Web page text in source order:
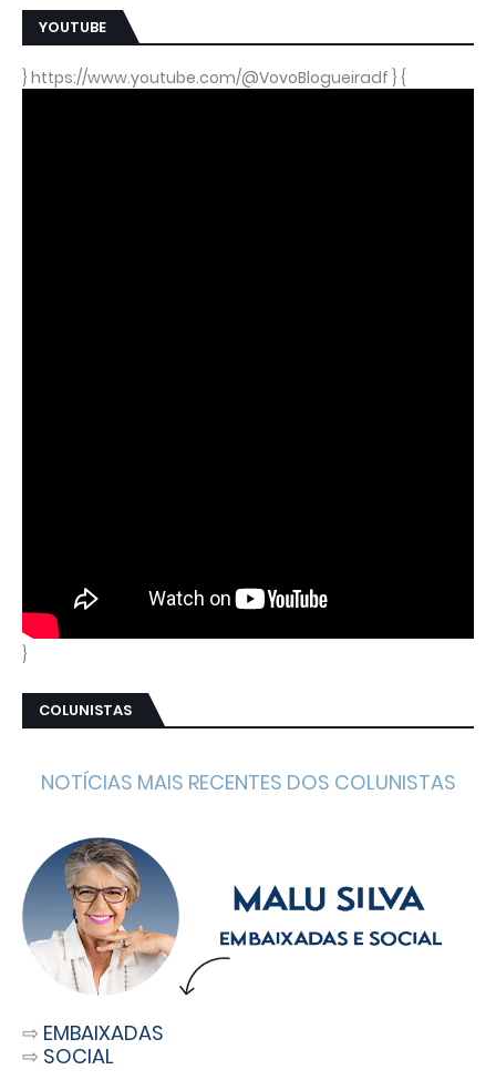
YOUTUBE
} https://www.youtube.com/@VovoBlogueiradf } {
}
COLUNISTAS
NOTÍCIAS MAIS RECENTES DOS COLUNISTAS
⇨ EMBAIXADAS
⇨ SOCIAL